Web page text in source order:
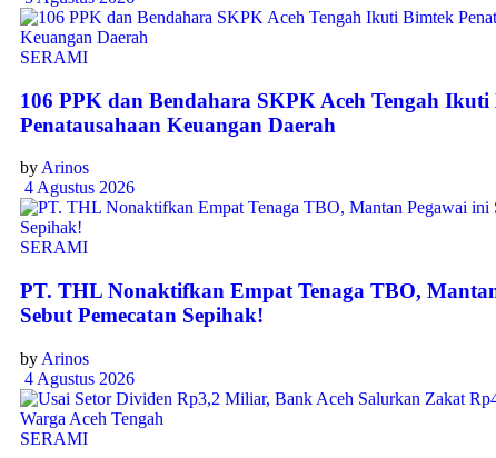
SERAMI
106 PPK dan Bendahara SKPK Aceh Tengah Ikuti
Penatausahaan Keuangan Daerah
by Arinos
4 Agustus 2026
SERAMI
PT. THL Nonaktifkan Empat Tenaga TBO,
Sebut Pemecatan Sepihak!
by Arinos
4 Agustus 2026
SERAMI